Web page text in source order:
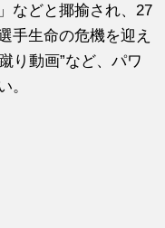
などと揶揄され、27
手生命の危機を迎え
り動画”など、パワ
。